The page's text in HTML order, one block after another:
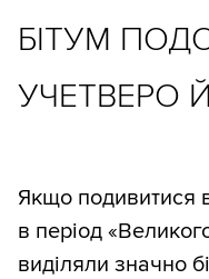
БІТУМ
УЧЕТВЕРО
Якщо подивитися
в період
виділяли значно